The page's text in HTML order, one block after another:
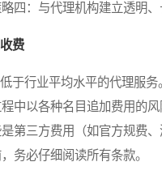
四：与代理机构建立透明
费
行业平均水平的代理服务
中以各种名目追加费用的
第三方费用（如官方规费
务必仔细阅读所有条款。